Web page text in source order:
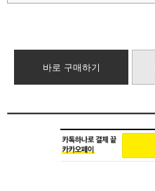
바로 구매하기